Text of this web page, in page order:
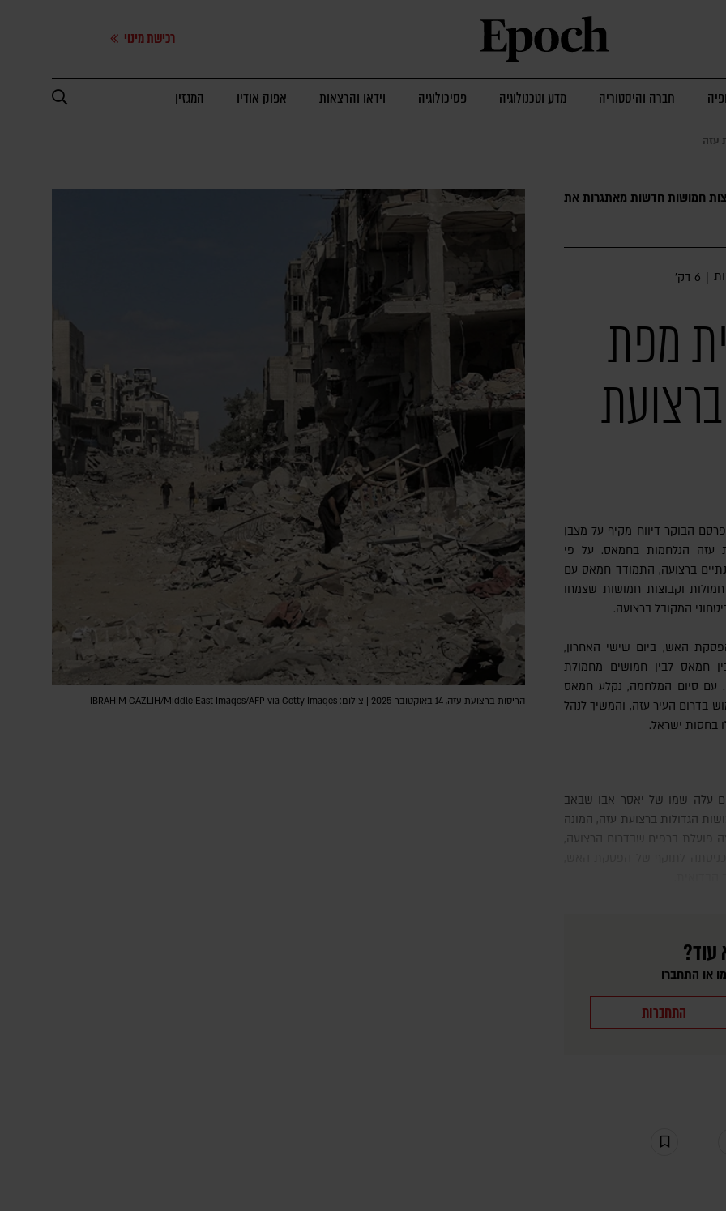
רכישת מינוי
חברה והיסטוריה מדע וטכנולוגיה פסיכולוגיה וידאו והרצאות אפוק אודיו המגזין
עזה
חמושות חדשות מאתגרות את
| 6 דק׳
מפת
הבוקר דיווח מקיף על מצבן
עזה הנלחמות בחמאס. על פי
ברצועה, התמודד חמאס עם
וקבוצות חמושות שצמחו
המקובל ברצועה.
האש, ביום שישי האחרון,
חמאס לבין חמושים מחמולת
עם סיום המלחמה, נקלע חמאס
בדרום העיר עזה, והמשיך לנהל
בחסות ישראל.
הגדולות ברצועת עזה, המונה
פועלת ברפיח שבדרום הרצועה,
עוד?
או התחברו
התחברות
הריסות ברצועת עזה, 14 באוקטובר 2025 | צילום: IBRAHIM GAZLIH/Middle East Images/AFP via Getty Images